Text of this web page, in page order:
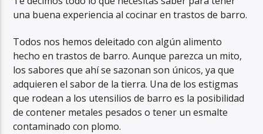
una buena experiencia al cocinar en trastos de barro.
Todos nos hemos deleitado con algún alimento
hecho en trastos de barro. Aunque parezca un mito,
los sabores que ahí se sazonan son únicos, ya que
adquieren el sabor de la tierra. Una de los estigmas
que rodean a los utensilios de barro es la posibilidad
de contener metales pesados o tener un esmalte
contaminado con plomo.